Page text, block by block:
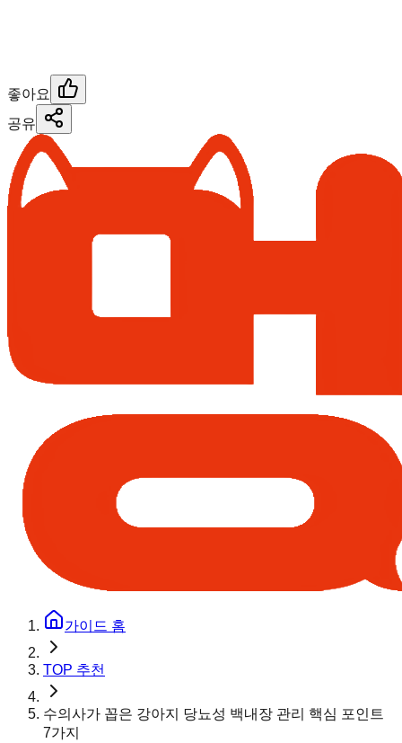
좋아요
공유
가이드 홈
TOP 추천
수의사가 꼽은 강아지 당뇨성 백내장 관리 핵심 포인트
7가지